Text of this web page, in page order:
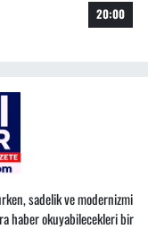
20:00
sadelik ve modernizmi
haber okuyabilecekleri bir